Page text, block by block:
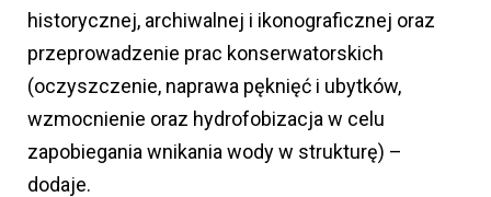
historycznej, archiwalnej i ikonograficznej oraz
przeprowadzenie prac konserwatorskich
(oczyszczenie, naprawa pęknięć i ubytków,
wzmocnienie oraz hydrofobizacja w celu
zapobiegania wnikania wody w strukturę) –
dodaje.